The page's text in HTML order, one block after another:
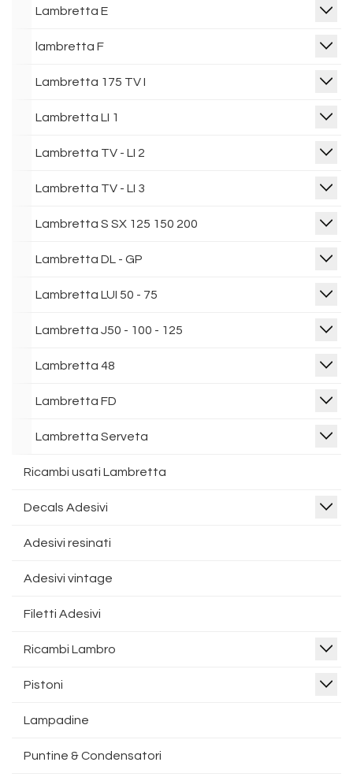
Lambretta E
lambretta F
Lambretta 175 TV I
Lambretta LI 1
Lambretta TV - LI 2
Lambretta TV - LI 3
Lambretta S SX 125 150 200
Lambretta DL - GP
Lambretta LUI 50 - 75
Lambretta J50 - 100 - 125
Lambretta 48
Lambretta FD
Lambretta Serveta
Ricambi usati Lambretta
Decals Adesivi
Adesivi resinati
Adesivi vintage
Filetti Adesivi
Ricambi Lambro
Pistoni
Lampadine
Puntine & Condensatori